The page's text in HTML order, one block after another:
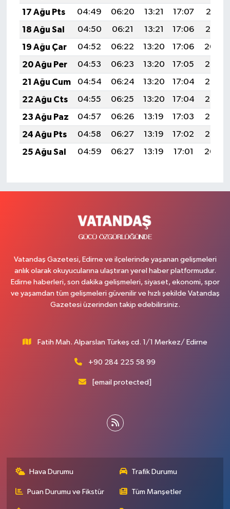
17 Ağu Pts
04:49 06:20 13:21 17:07
20:12
18 Ağu Sal
04:50 06:21 13:21 17:06
20:10
19 Ağu Çar
04:52 06:22 13:20 17:06
20:09
20 Ağu Per
04:53 06:23 13:20 17:05
20:08
21 Ağu Cum
04:54 06:24 13:20 17:04
20:06
22 Ağu Cts
04:55 06:25 13:20 17:04
20:05
23 Ağu Paz
04:57 06:26 13:19 17:03
20:03
24 Ağu Pts
04:58 06:27 13:19 17:02
20:02
25 Ağu Sal
04:59 06:27 13:19 17:01 20:00
Vatandaş Gazetesi, Edirne ve ilçelerinde yaşanan gelişmeleri
anlık olarak okuyucularına ulaştıran yerel haber platformudur.
Edirne haberleri, son dakika gelişmeleri, siyaset, ekonomi, spor
ve yaşamdan tüm gelişmeleri güvenilir ve hızlı şekilde Vatandaş
Gazetesi üzerinden takip edebilirsiniz.
Fatih Mah. Alparslan Türkeş cd. 1/1 Merkez/ Edirne
+90 284 225 58 99
[email protected]
Hava Durumu Trafik Durumu
Puan Durumu ve Fikstür Tüm Manşetler